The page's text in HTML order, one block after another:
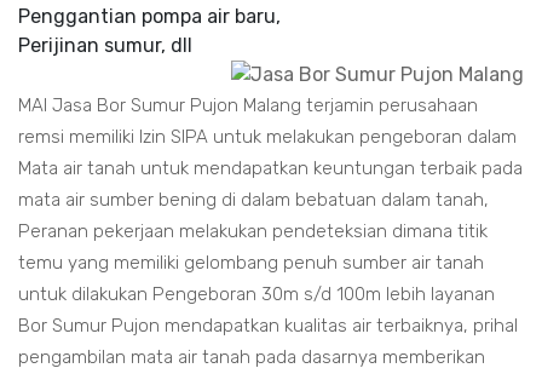
Penggantian pompa air baru,
Perijinan sumur, dll
MAI Jasa Bor Sumur Pujon Malang terjamin perusahaan
remsi memiliki Izin SIPA untuk melakukan pengeboran dalam
Mata air tanah untuk mendapatkan keuntungan terbaik pada
mata air sumber bening di dalam bebatuan dalam tanah,
Peranan pekerjaan melakukan pendeteksian dimana titik
temu yang memiliki gelombang penuh sumber air tanah
untuk dilakukan Pengeboran 30m s/d 100m lebih layanan
Bor Sumur Pujon mendapatkan kualitas air terbaiknya, prihal
pengambilan mata air tanah pada dasarnya memberikan